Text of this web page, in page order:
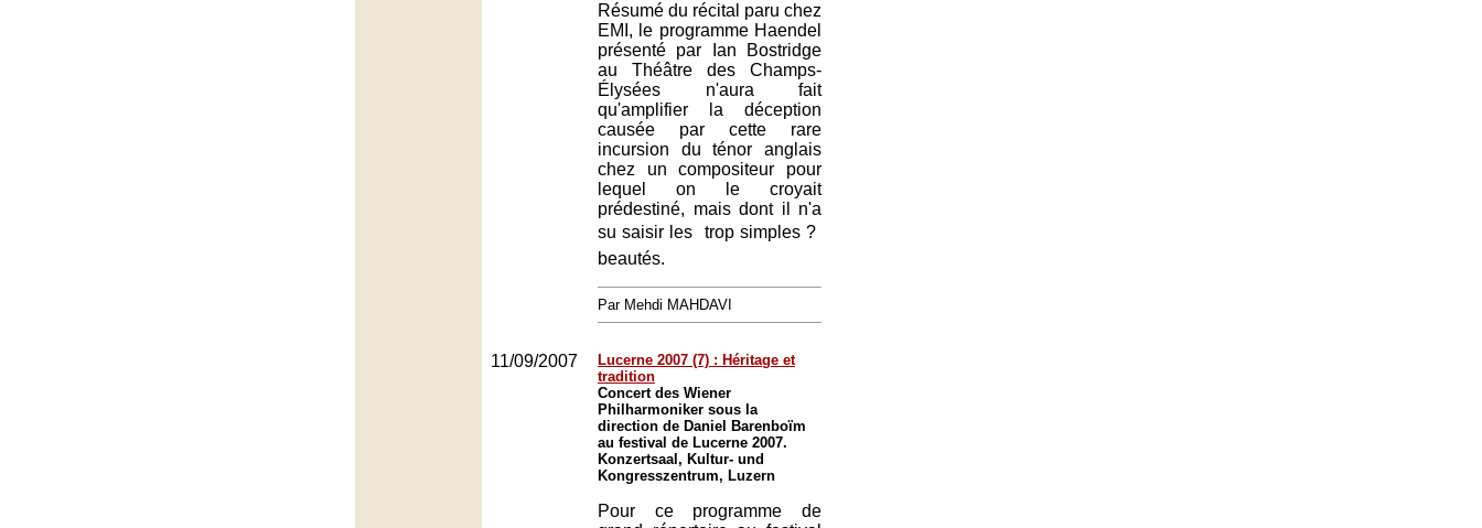
Résumé du récital paru chez
EMI, le programme Haendel
présenté par Ian Bostridge
au Théâtre des Champs-
Élysées n'aura fait
qu'amplifier la déception
causée par cette rare
incursion du ténor anglais
chez un compositeur pour
lequel on le croyait
prédestiné, mais dont il n'a
su saisir les  trop simples ? 
beautés.
Par Mehdi MAHDAVI
11/09/2007
Lucerne 2007 (7) : Héritage et
tradition
Concert des Wiener
Philharmoniker sous la
direction de Daniel Barenboïm
au festival de Lucerne 2007.
Konzertsaal, Kultur- und
Kongresszentrum, Luzern
Pour ce programme de